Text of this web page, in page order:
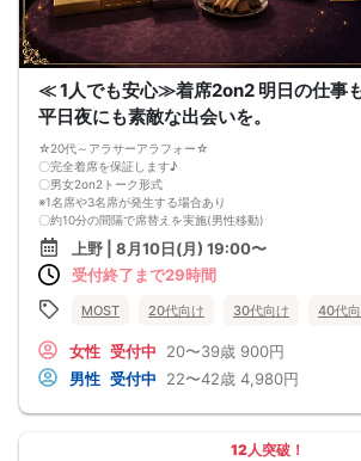
グレイドパーク恵比寿
東京都渋谷区恵比寿南3-1-24
JR各線 恵比寿駅西口から徒歩5分
東京メトロ日比谷線 恵比寿駅5番出口から徒歩5分
■最少催行人数
10名
■中止について
※開催確定後は原則開催します。
■注意事項
・営業、勧誘、ネットワークビジネス目的の参加禁止
・迷惑行為、泥酔、しつこい連絡先交換禁止
・受付時に年齢確認、本人確認を行う場合があります
・スタッフの案内にご協力ください
■キャンセル規定
・開催3日前まで：無料
・当日、無断キャンセル：参加費の100％
≪ 1人でも安心≫着席2on2 明日の仕事も
平日夜にも素敵な出会いを。
☆20代～アラサーアラフォー☆
〇完全着席を保証します♪
〇男女2on2トーク形式
※1名席や3名席が発生する場合あり
〇約10分の間隔で席替えを実施(男性移動)
〇スタッフが最後まで席替えします
〇お酒含む豊富なドリンク飲み放題
〇リンツやゴディバ食べ放題
※最低遂行人数4-4
上野 | 8月10日(月) 19:00〜
受付終了まで29時間
MOST 20代向け 30代向け 40代
女性 受付中 20〜39歳 900円
男性 受付中 22〜42歳 4,980円
12人突破！